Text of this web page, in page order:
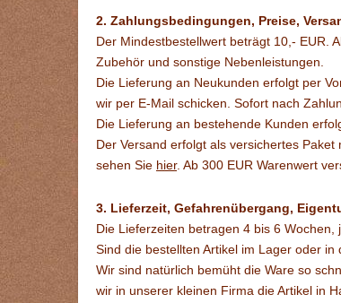
2. Zahlungsbedingungen, Preise,
Der Mindestbestellwert beträgt 10,- EUR.
Zubehör und sonstige Nebenleistungen.
Die Lieferung an Neukunden erfolgt per
wir per E-Mail schicken. Sofort nach
Die Lieferung an bestehende Kunden
Der Versand erfolgt als versichertes
sehen Sie hier. Ab 300 EUR Warenwert
3. Lieferzeit, Gefahrenübergang,
Die Lieferzeiten betragen 4 bis 6 Wochen,
Sind die bestellten Artikel im Lager oder
Wir sind natürlich bemüht die Ware so
wir in unserer kleinen Firma die Artikel in